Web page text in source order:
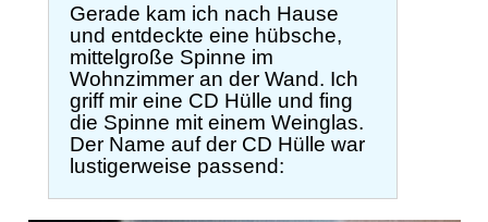
Gerade kam ich nach Hause
und entdeckte eine hübsche,
mittelgroße Spinne im
Wohnzimmer an der Wand. Ich
griff mir eine CD Hülle und fing
die Spinne mit einem Weinglas.
Der Name auf der CD Hülle war
lustigerweise passend: